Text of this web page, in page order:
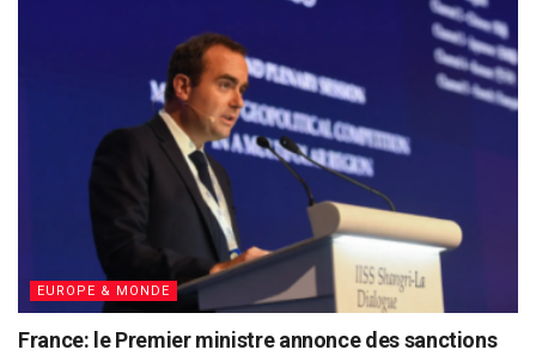
EUROPE & MONDE
France: le Premier ministre annonce des sanctions